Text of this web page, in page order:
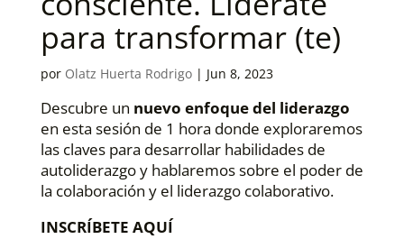
para transformar (te)
por Olatz Huerta Rodrigo| Jun 8, 2023
Descubre un nuevo enfoque del liderazgo
en esta sesión de 1 hora donde exploraremos
las claves para desarrollar habilidades de
autoliderazgo y hablaremos sobre el poder de
la colaboración y el liderazgo colaborativo.
INSCRÍBETE AQUÍ